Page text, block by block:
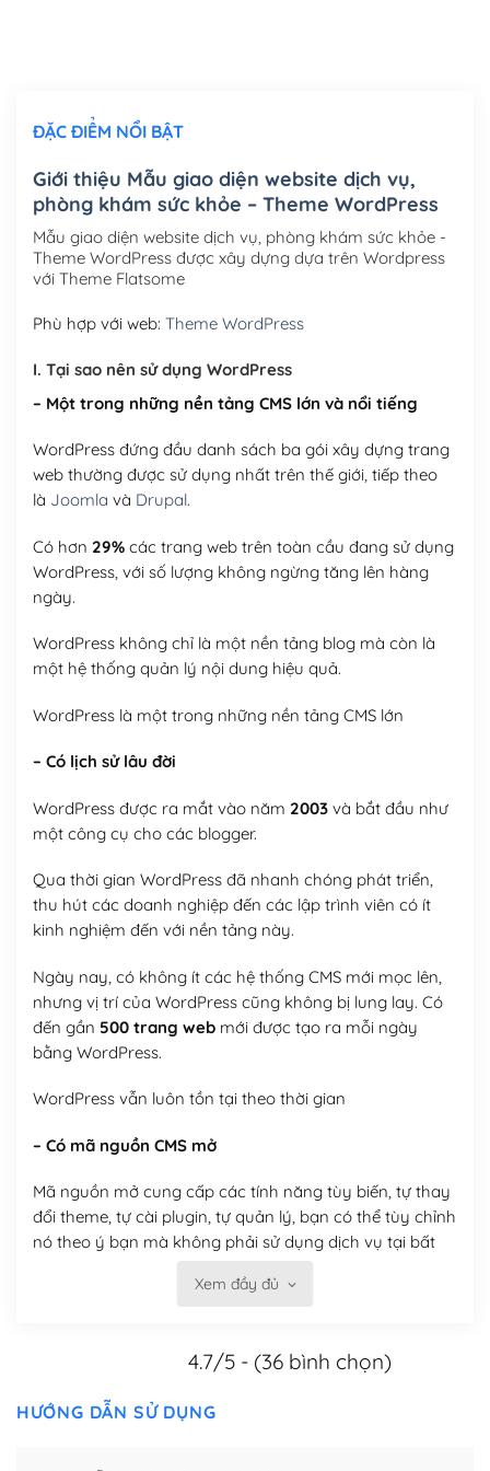
Mua thêm Host + Tên miền
Tên miền quốc tế .com .net .org (1 năm)
Tên miền Việt Nam .vn (1 năm)(+550,000₫)
Hosting 2GB SSD (1 năm)(+450,000₫)
Hosting 5GB SSD (1 năm)
Hosting 8GB SSD (1 năm) (+950,000₫)
ĐẶC ĐIỂM NỔI BẬT
Giới thiệu Mẫu giao diện website dịch vụ,
phòng khám sức khỏe – Theme WordPress
Mẫu giao diện website dịch vụ, phòng khám sức khỏe -
Theme WordPress được xây dựng dựa trên Wordpress
với Theme Flatsome
Phù hợp với web: Theme WordPress
I. Tại sao nên sử dụng WordPress
– Một trong những nền tảng CMS lớn và nổi tiếng
WordPress đứng đầu danh sách ba gói xây dựng trang
web thường được sử dụng nhất trên thế giới, tiếp theo
là Joomla và Drupal.
Có hơn 29%các trang web trên toàn cầu đang sử dụng
WordPress, với số lượng không ngừng tăng lên hàng
ngày.
WordPress không chỉ là một nền tảng blog mà còn là
một hệ thống quản lý nội dung hiệu quả.
WordPress là một trong những nền tảng CMS lớn
– Có lịch sử lâu đời
WordPress được ra mắt vào năm 2003và bắt đầu như
một công cụ cho các blogger.
Qua thời gian WordPress đã nhanh chóng phát triển,
thu hút các doanh nghiệp đến các lập trình viên có ít
kinh nghiệm đến với nền tảng này.
Ngày nay, có không ít các hệ thống CMS mới mọc lên,
nhưng vị trí của WordPress cũng không bị lung lay. Có
đến gần 500 trang webmới được tạo ra mỗi ngày
bằng WordPress.
WordPress vẫn luôn tồn tại theo thời gian
– Có mã nguồn CMS mở
Mã nguồn mở cung cấp các tính năng tùy biến, tự thay
đổi theme, tự cài plugin, tự quản lý, bạn có thể tùy chỉnh
nó theo ý bạn mà không phải sử dụng dịch vụ tại bất
Xem đầy đủ
4.7/5 - (36 bình chọn)
HƯỚNG DẪN SỬ DỤNG